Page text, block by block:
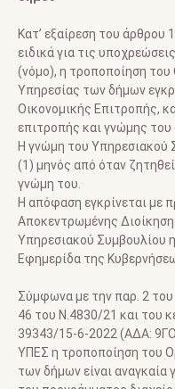
Κατ’ εξαίρεση του άρθρου
ειδικά για τις
(νόμο), η τροποποίηση
Υπηρεσίας των δήμων
Οικονομικής Επιτροπής,
επιτροπής και γνώμης του
Η γνώμη του Υπηρεσιακού
(1) μηνός από όταν
γνώμη του.
Η απόφαση εγκρίνεται με
Αποκεντρωμένης
Υπηρεσιακού Συμβουλίου
Εφημερίδα της
Σύμφωνα με την παρ. 2
46 του Ν.4830/21 και του
39343/15-6-2022 (ΑΔΑ:
ΥΠΕΣ η τροποποίηση του
των δήμων είναι αναγκαία